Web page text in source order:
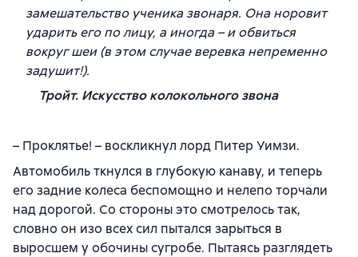
замешательство ученика звонаря. Она норовит
ударить его по лицу, а иногда – и обвиться
вокруг шеи (в этом случае веревка непременно
задушит!).
Тройт. Искусство колокольного звона
– Проклятье! – воскликнул лорд Питер Уимзи.
Автомобиль ткнулся в глубокую канаву, и теперь
его задние колеса беспомощно и нелепо торчали
над дорогой. Со стороны это смотрелось так,
словно он изо всех сил пытался зарыться в
выросшем у обочины сугробе. Пытаясь разглядеть